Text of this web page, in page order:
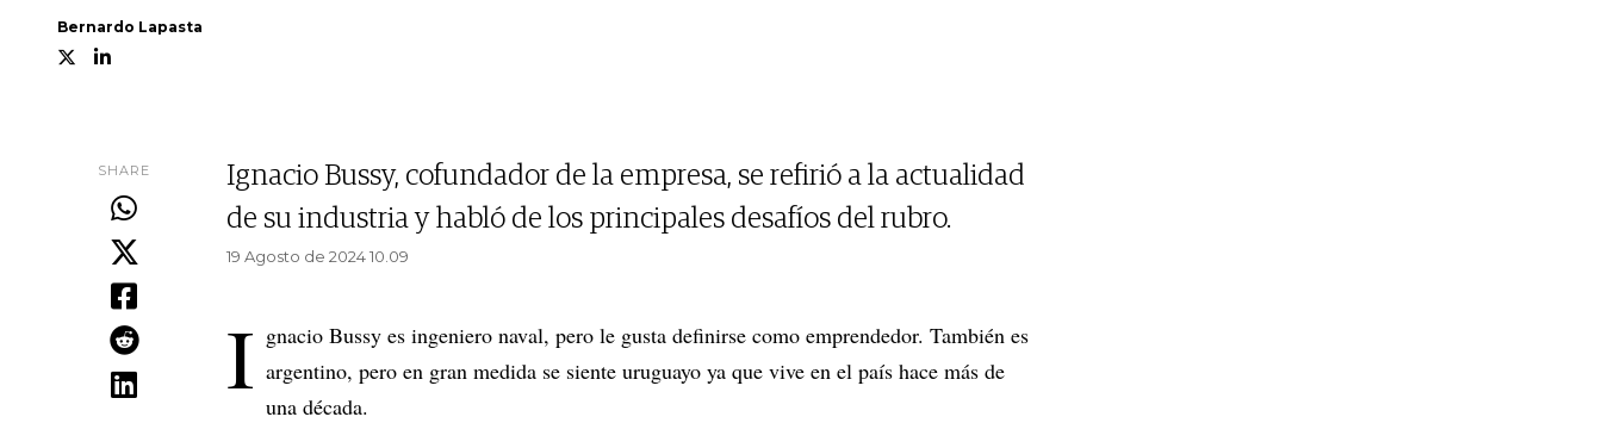
Bernardo Lapasta
SHARE
Ignacio Bussy, cofundador de la empresa, se refirió a la actualidad
de su industria y habló de los principales desafíos del rubro.
19 Agosto de 2024 10.09
I gnacio Bussy es ingeniero naval, pero le gusta definirse como emprendedor. También es
argentino, pero en gran medida se siente uruguayo ya que vive en el país hace más de
una década.